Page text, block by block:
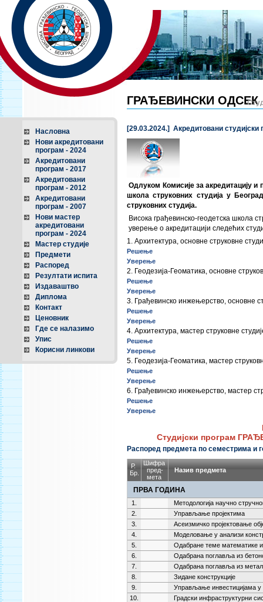
ГРАЂЕВИНСКИ ОДСЕК
Насловна
Нови акредитовани
програм - 2024
Акредитовани
програм - 2017
Акредитовани
програм - 2012
Акредитовани
програм - 2007
Нови мастер
акредитовани
програм - 2024
Мастер студије
Предмети
Распоред
Резултати испита
Издаваштво
Диплома
Контакт
Ценовник
Где се налазимо
Упис
Корисни линкови
[29.03.2024.] Акредитовани
Одлуком Комисије за акредитацију и
школа струковних студија у
струковних студија.
Висока грађевинско-геодетска школа
уверење о акредитацији следећих
1. Архитектура, основне струковне
Решење
Уверење
2. Геодезија-Геоматика, основне
Решење
Уверење
3. Грађевинско инжењерство, основне
Решење
Уверење
4. Архитектура, мастер струковне
Решење
Уверење
5. Геодезија-Геоматика, мастер
Решење
Уверење
6. Грађевинско инжењерство, мастер
Решење
Уверење
Студијски програм
Распоред предмета по семестрима и
Р.
Бр.
Шифра
пред-
мета
Назив предмета
ПРВА ГОДИНА
1.
Методологија научно
2.
Управљање пројектима
3.
Асеизмичко пројектовање
4.
Моделовање у анализи
5.
Одабране теме математике
6.
Одабрана поглавља из
7.
Одабрана поглавља из
8.
Зидане конструкције
9.
Управљање инвестицијама у
10.
Градски инфраструктурни